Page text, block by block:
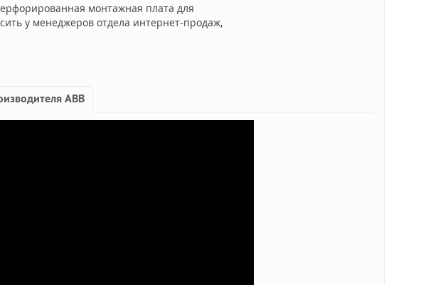
монтажная плата для
у менеджеров отдела интернет-продаж,
ABB